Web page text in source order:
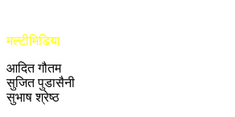
मल्टीमिडिया
आदित गौतम
सुजित पुडासैनी
सुभाष श्रेष्ठ